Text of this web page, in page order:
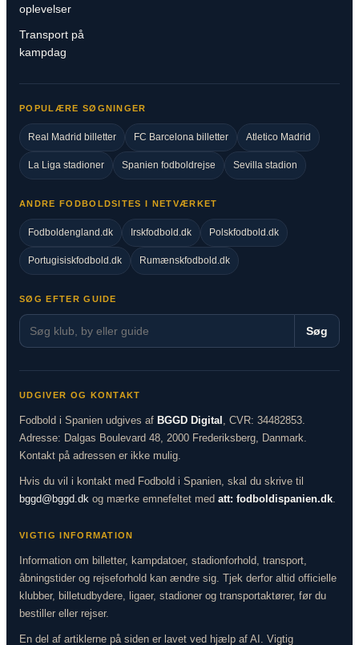
oplevelser
Transport på
kampdag
POPULÆRE SØGNINGER
Real Madrid billetter FC Barcelona billetter Atletico Madrid
La Liga stadioner Spanien fodboldrejse Sevilla stadion
ANDRE FODBOLDSITES I NETVÆRKET
Fodboldengland.dk Irskfodbold.dk Polskfodbold.dk
Portugisiskfodbold.dk Rumænskfodbold.dk
SØG EFTER GUIDE
Søg
UDGIVER OG KONTAKT
Fodbold i Spanien udgives af BGGD Digital , CVR: 34482853.
Adresse: Dalgas Boulevard 48, 2000 Frederiksberg, Danmark.
Kontakt på adressen er ikke mulig.
Hvis du vil i kontakt med Fodbold i Spanien, skal du skrive til
bggd@bggd.dk og mærke emnefeltet med att: fodboldispanien.dk
VIGTIG INFORMATION
Information om billetter, kampdatoer, stadionforhold, transport,
åbningstider og rejseforhold kan ændre sig. Tjek derfor altid officielle
klubber, billetudbydere, ligaer, stadioner og transportaktører, før du
bestiller eller rejser.
En del af artiklerne på siden er lavet ved hjælp af AI. Vigtig